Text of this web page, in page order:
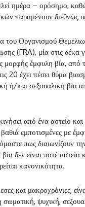
ημέρα – ορόσημο,
παραμένουν διεθνώς
του Οργανισμού
(FRA), μία στις δέκα
μορφής έμφυλη βία, από
20 έχει πέσει θύμα
ή/και σεξουαλική βία
από ένα αστείο και
εμποτισμένες με
πως διαιωνίζουν
δεν είναι ποτέ αστεία
κανονικότητα.
και μακροχρόνιες,
σωματική, ψυχική,